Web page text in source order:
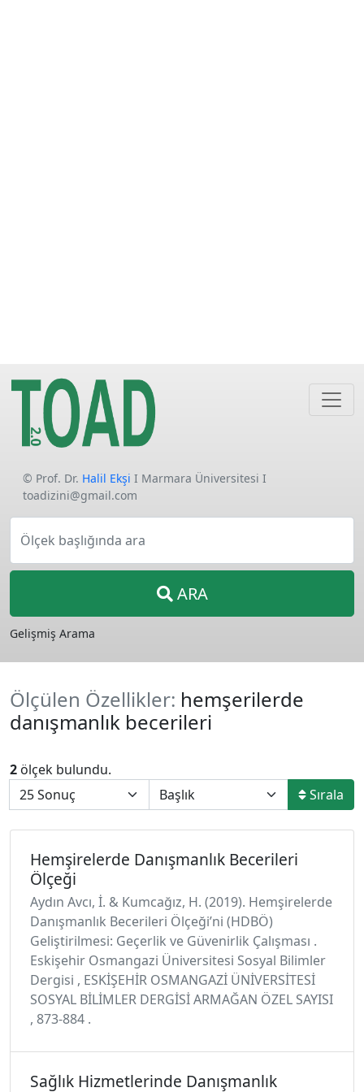
© Prof. Dr. Halil Ekşi I Marmara Üniversitesi I
toadizini@gmail.com
Ölçek başlığında ara
ARA
Gelişmiş Arama
Ölçülen Özellikler: hemşerilerde
danışmanlık becerileri
2 ölçek bulundu.
Sırala
Hemşirelerde Danışmanlık Becerileri
Ölçeği
Aydın Avcı, İ. & Kumcağız, H. (2019). Hemşirelerde
Danışmanlık Becerileri Ölçeği’ni (HDBÖ)
Geliştirilmesi: Geçerlik ve Güvenirlik Çalışması .
Eskişehir Osmangazi Üniversitesi Sosyal Bilimler
Dergisi , ESKİŞEHİR OSMANGAZİ ÜNİVERSİTESİ
SOSYAL BİLİMLER DERGİSİ ARMAĞAN ÖZEL SAYISI
, 873-884 .
Sağlık Hizmetlerinde Danışmanlık